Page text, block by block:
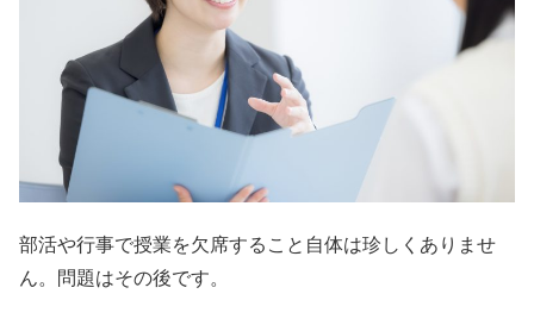
部活や行事で授業を欠席すること自体は珍しくありませ
ん。問題はその後です。